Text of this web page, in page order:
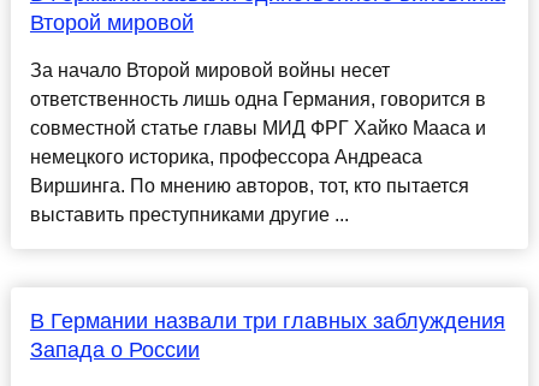
Второй мировой
За начало Второй мировой войны несет
ответственность лишь одна Германия, говорится в
совместной статье главы МИД ФРГ Хайко Мааса и
немецкого историка, профессора Андреаса
Виршинга. По мнению авторов, тот, кто пытается
выставить преступниками другие ...
В Германии назвали три главных заблуждения
Запада о России